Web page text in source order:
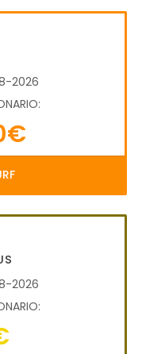
2026
2026